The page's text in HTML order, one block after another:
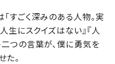
すごく深みのある人物。実
生にスクイズはない』『人
つの言葉が、僕に勇気を
た。